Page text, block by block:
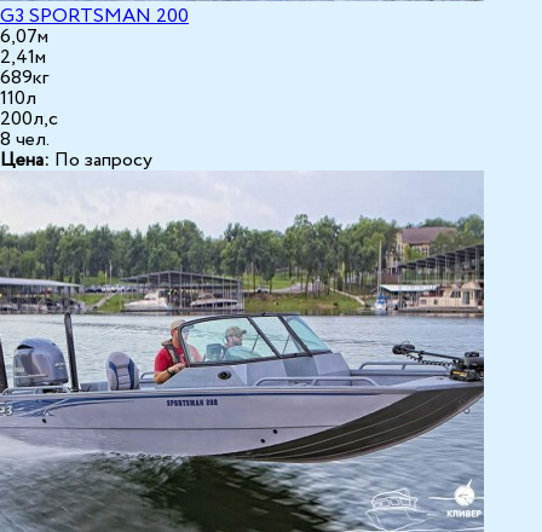
G3 SPORTSMAN 200
6,07м
2,41м
689кг
110л
200л,с
8 чел.
Цена: По запросу